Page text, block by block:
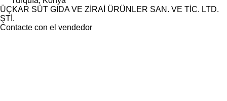
ÜÇKAR SÜT GIDA VE ZİRAİ ÜRÜNLER SAN. VE TİC. LTD.
ŞTİ.
Contacte con el vendedor